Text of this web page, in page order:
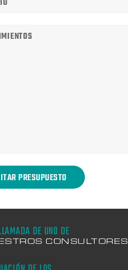
DE UNO DE
CONSULTORES